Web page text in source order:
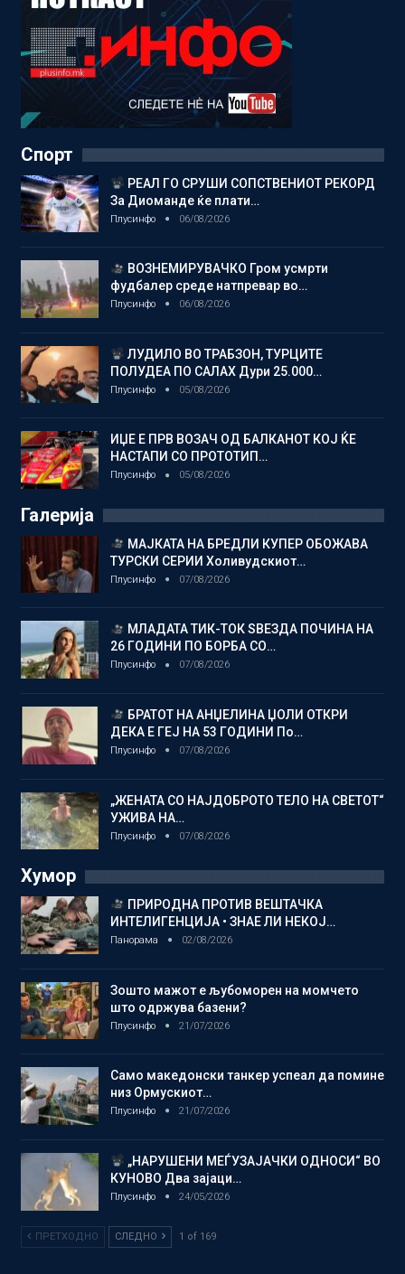
Спорт
РЕАЛ ГО СРУШИ СОПСТВЕНИОТ РЕКОРД
За Диоманде ќе плати…
Плусинфо 06/08/2026
ВОЗНЕМИРУВАЧКО Гром усмрти
фудбалер среде натпревар во…
Плусинфо 06/08/2026
ЛУДИЛО ВО ТРАБЗОН, ТУРЦИТЕ
ПОЛУДЕА ПО САЛАХ Дури 25.000…
Плусинфо 05/08/2026
ИЏЕ Е ПРВ ВОЗАЧ ОД БАЛКАНОТ КОЈ ЌЕ
НАСТАПИ СО ПРОТОТИП…
Плусинфо 05/08/2026
Галерија
МАЈКАТА НА БРЕДЛИ КУПЕР ОБОЖАВА
ТУРСКИ СЕРИИ Холивудскиот…
Плусинфо 07/08/2026
МЛАДАТА ТИК-ТОК ЅВЕЗДА ПОЧИНА НА
26 ГОДИНИ ПО БОРБА СО…
Плусинфо 07/08/2026
БРАТОТ НА АНЏЕЛИНА ЏОЛИ ОТКРИ
ДЕКА Е ГЕЈ НА 53 ГОДИНИ По…
Плусинфо 07/08/2026
„ЖЕНАТА СО НАЈДОБРОТО ТЕЛО НА СВЕТОТ“
УЖИВА НА…
Плусинфо 07/08/2026
Хумор
ПРИРОДНА ПРОТИВ ВЕШТАЧКА
ИНТЕЛИГЕНЦИЈА • ЗНАЕ ЛИ НЕКОЈ…
Панорама 02/08/2026
Зошто мажот е љубоморен на момчето
што одржува базени?
Плусинфо 21/07/2026
Само македонски танкер успеал да помине
низ Ормускиот…
Плусинфо 21/07/2026
„НАРУШЕНИ МЕЃУЗАЈАЧКИ ОДНОСИ“ ВО
КУНОВО Два зајаци…
Плусинфо 24/05/2026
ПРЕТХОДНО СЛЕДНО 1 of 169